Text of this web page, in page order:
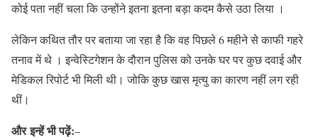
कोई पता नहीं चला कि उन्होंने इतना इतना बड़ा कदम कैसे उठा लिया ।
लेकिन कथित तौर पर बताया जा रहा है कि वह पिछले 6 महीने से काफी गहरे
तनाव में थे । इन्वेस्टिगेशन के दौरान पुलिस को उनके घर पर कुछ दवाई और
मेडिकल रिपोर्ट भी मिली थी। जोकि कुछ खास मृत्यु का कारण नहीं लग रही
थीं।
और इन्हें भी पढ़ें:–